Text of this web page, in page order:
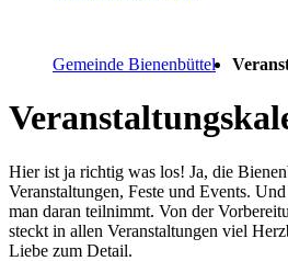
Gemeinde Bienenbüttel
Hier ist ja richtig was los! Ja, die
Veranstaltungen, Feste und Events.
man daran teilnimmt. Von der
steckt in allen Veranstaltungen viel
Liebe zum Detail.